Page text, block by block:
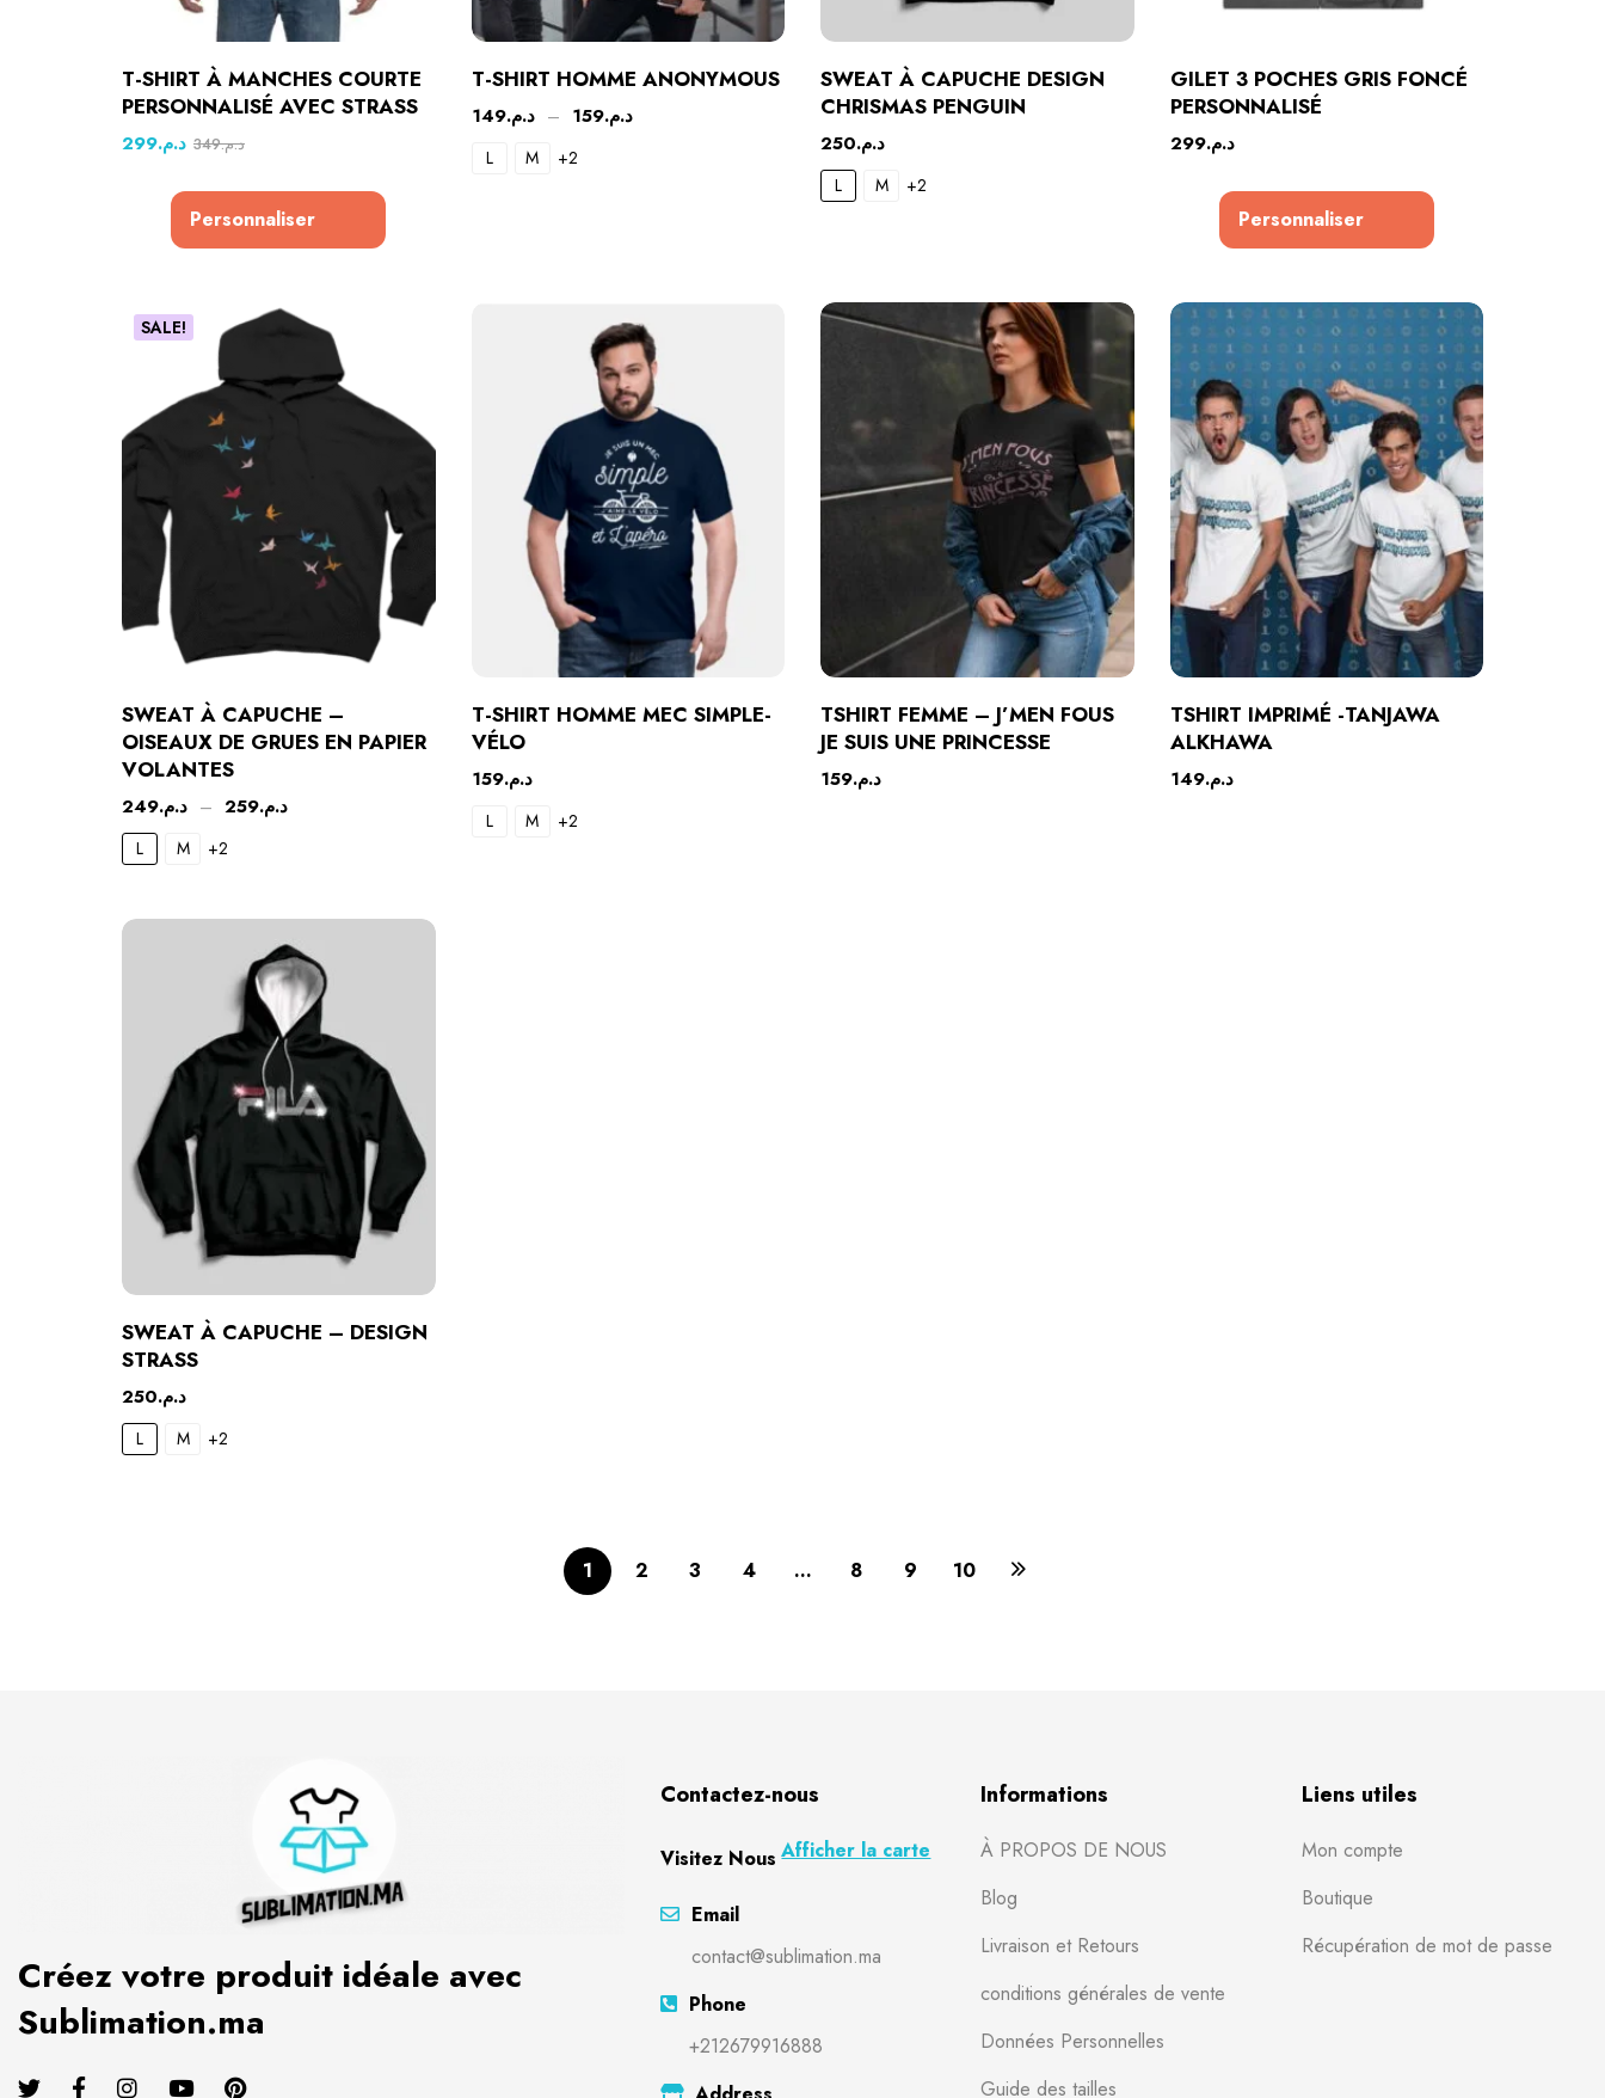
T-SHIRT À MANCHES COURTE
PERSONNALISÉ AVEC STRASS
د.م.299 د.م.349
Personnaliser
T-SHIRT HOMME ANONYMOUS
د.م.149 – د.م.159
L M +2
SWEAT À CAPUCHE DESIGN
CHRISMAS PENGUIN
د.م.250
L M +2
GILET 3 POCHES GRIS FONCÉ
PERSONNALISÉ
د.م.299
Personnaliser
SALE!
SWEAT À CAPUCHE –
OISEAUX DE GRUES EN PAPIER
VOLANTES
د.م.249 – د.م.259
L M +2
T-SHIRT HOMME MEC SIMPLE-
VÉLO
د.م.159
L M +2
TSHIRT FEMME – J’MEN FOUS
JE SUIS UNE PRINCESSE
د.م.159
TSHIRT IMPRIMÉ -TANJAWA
ALKHAWA
د.م.149
SWEAT À CAPUCHE – DESIGN
STRASS
د.م.250
L M +2
1 2 3 4 … 8 9 10
Créez votre produit idéale avec
Sublimation.ma
Contactez-nous
Visitez Nous Afficher la carte
Email
contact@sublimation.ma
Phone
+212679916888
Informations
À PROPOS DE NOUS
Blog
Livraison et Retours
conditions générales de vente
Données Personnelles
Guide des tailles
Liens utiles
Mon compte
Boutique
Récupération de mot de passe